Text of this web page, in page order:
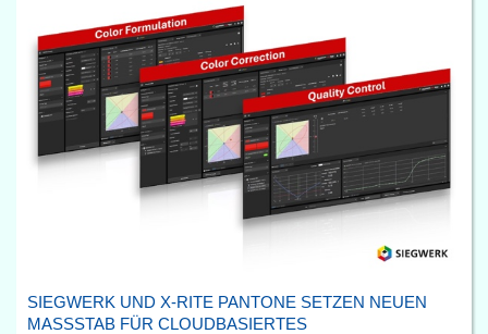
SIEGWERK UND X-RITE PANTONE SETZEN NEUEN
MASSSTAB FÜR CLOUDBASIERTES F